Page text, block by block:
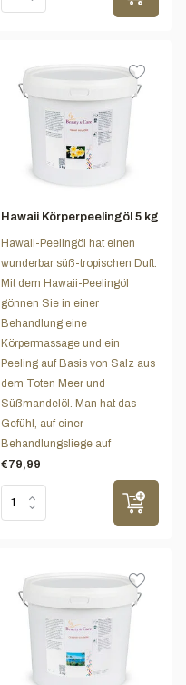
Hawaii Körperpeelingöl 5 kg
Hawaii-Peelingöl hat einen
wunderbar süß-tropischen Duft.
Mit dem Hawaii-Peelingöl
gönnen Sie in einer
Behandlung eine
Körpermassage und ein
Peeling auf Basis von Salz aus
dem Toten Meer und
Süßmandelöl. Man hat das
Gefühl, auf einer
Behandlungsliege auf
€79,99